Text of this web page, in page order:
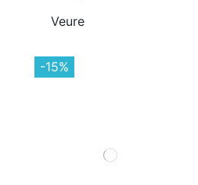
Veure
-15%